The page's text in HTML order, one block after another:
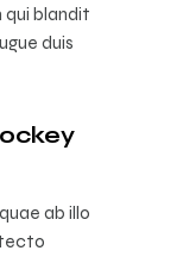
qui blandit
duis
ab illo